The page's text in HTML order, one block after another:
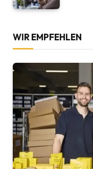
WIR EMPFEHLEN